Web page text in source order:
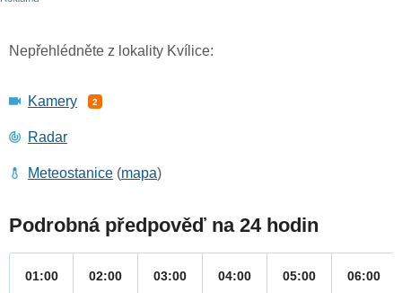
Nepřehlédněte z lokality Kvílice:
Kamery 2
Radar
Meteostanice (mapa)
Podrobná předpověď na 24 hodin
01:00 02:00 03:00 04:00 05:00 06:00